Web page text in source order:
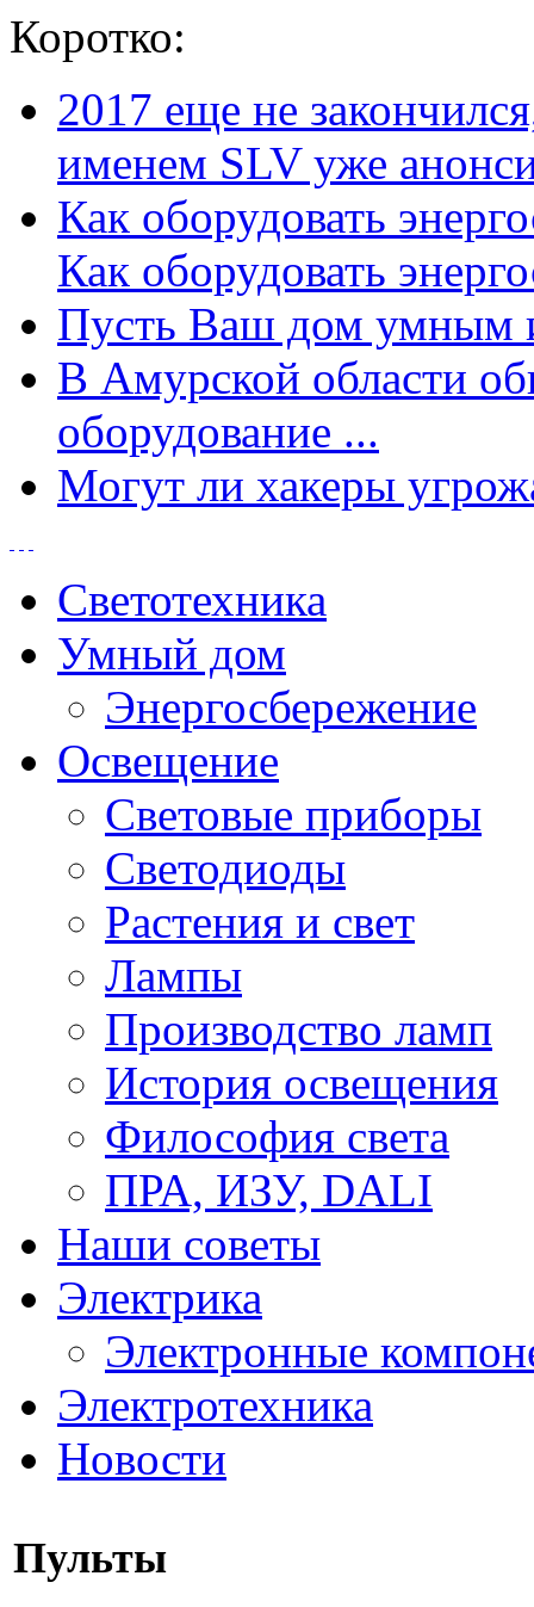
Коротко:
2017 еще не
именем SLV уже
Как оборудовать
Как оборудовать
Пусть Ваш дом умным
В Амурской области
оборудование ...
Могут ли хакеры
Светотехника
Умный дом
Энергосбережение
Освещение
Световые приборы
Светодиоды
Растения и свет
Лампы
Производство ламп
История освещения
Философия света
ПРА, ИЗУ, DALI
Наши советы
Электрика
Электронные
Электротехника
Новости
Пульты